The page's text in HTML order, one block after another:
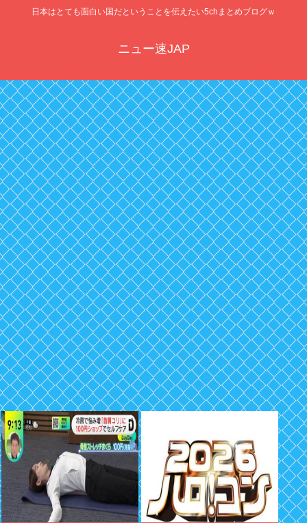
日本はとても面白い国だということを伝えたい5chまとめブログｗ
ニュー速JAP